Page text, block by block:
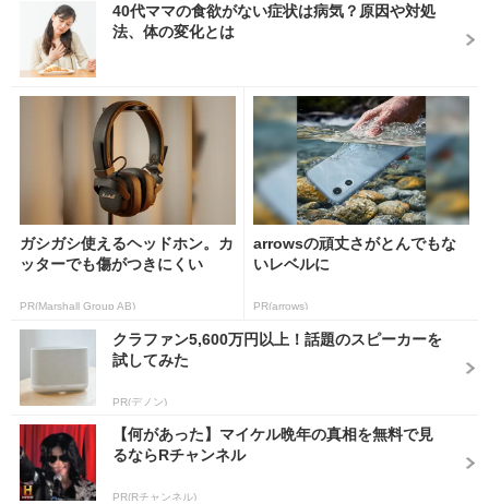
40代ママの食欲がない症状は病気？原因や対処
法、体の変化とは
ガシガシ使えるヘッドホン。カ
ッターでも傷がつきにくい
PR(Marshall Group AB)
arrowsの頑丈さがとんでもな
いレベルに
PR(arrows)
クラファン5,600万円以上！話題のスピーカーを
試してみた
PR(デノン)
【何があった】マイケル晩年の真相を無料で見
るならRチャンネル
PR(Rチャンネル)